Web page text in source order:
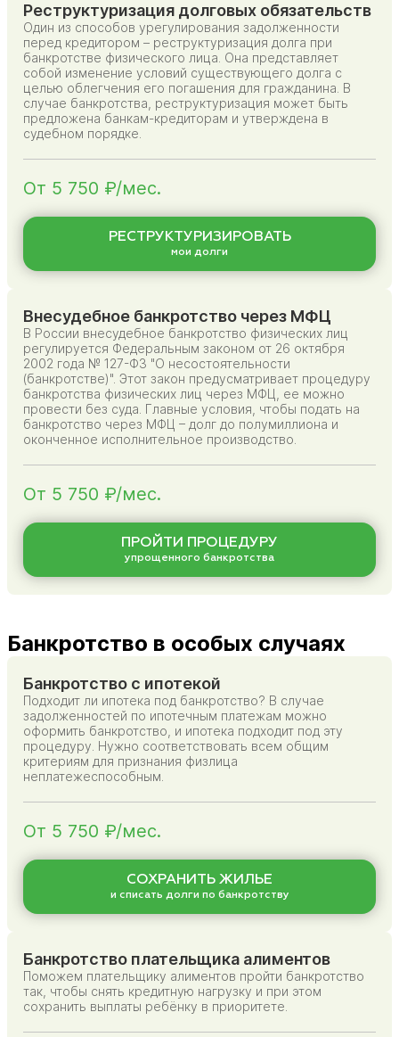
Реструктуризация долговых обязательств
Один из способов урегулирования задолженности
перед кредитором – реструктуризация долга при
банкротстве физического лица. Она представляет
собой изменение условий существующего долга с
целью облегчения его погашения для гражданина. В
случае банкротства, реструктуризация может быть
предложена банкам-кредиторам и утверждена в
судебном порядке.
От 5 750 ₽/мес.
РЕСТРУКТУРИЗИРОВАТЬ
мои долги
Внесудебное банкротство через МФЦ
В России внесудебное банкротство физических лиц
регулируется Федеральным законом от 26 октября
2002 года № 127-ФЗ "О несостоятельности
(банкротстве)". Этот закон предусматривает процедуру
банкротства физических лиц через МФЦ, ее можно
провести без суда. Главные условия, чтобы подать на
банкротство через МФЦ – долг до полумиллиона и
оконченное исполнительное производство.
От 5 750 ₽/мес.
ПРОЙТИ ПРОЦЕДУРУ
упрощенного банкротства
Банкротство в особых случаях
Банкротство с ипотекой
Подходит ли ипотека под банкротство? В случае
задолженностей по ипотечным платежам можно
оформить банкротство, и ипотека подходит под эту
процедуру. Нужно соответствовать всем общим
критериям для признания физлица
неплатежеспособным.
От 5 750 ₽/мес.
СОХРАНИТЬ ЖИЛЬЕ
и списать долги по банкротству
Банкротство плательщика алиментов
Поможем плательщику алиментов пройти банкротство
так, чтобы снять кредитную нагрузку и при этом
сохранить выплаты ребёнку в приоритете.